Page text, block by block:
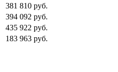
381 810 руб.
394 092 руб.
435 922 руб.
183 963 руб.